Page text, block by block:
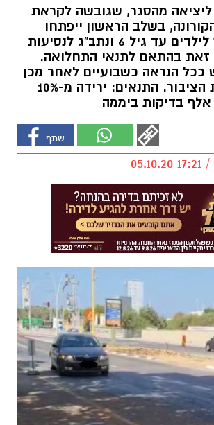
ליציאה מהסגר, שגובשה לקראת
בשלב הראשון ייפתחו
מערכת החינוך לילדים עד גיל 6 ונתב"ג לנסיעות
זאת בהתאם לתנאי התחלואה.
הנראה כשבועיים לאחר מכן
בכפוף להיענות הציבור. התנאים: ירידה מ-10%